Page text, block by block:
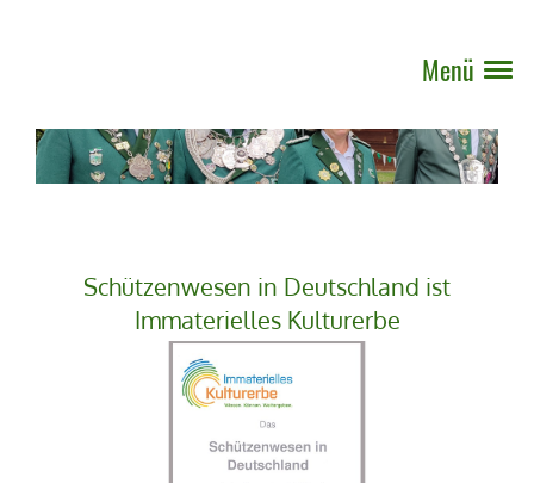
Menü
Schützenwesen in Deutschland ist
Immaterielles Kulturerbe